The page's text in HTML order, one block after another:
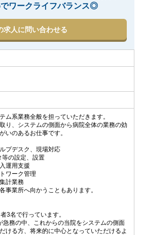
ワークライフバランス◎
求人に問い合わせる
ム系業務全般を担っていただきます。
り、システムの側面から病院全体の業務の効
いのあるお仕事です。
プデスク、現場対応
等の設定、設置
運用支援
ワーク管理
計業務
事業所へ向かうこともあります。
3名で行っています。
急務の中、これからの当院をシステムの側面
ける方、将来的に中心となっていただけるよ